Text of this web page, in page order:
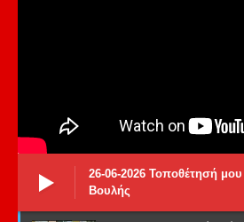
26-06-2026 Τοποθέτησή
Βουλής